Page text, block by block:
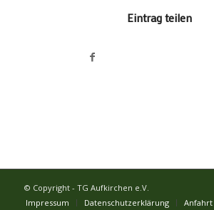
Eintrag teilen
© Copyright - TG Aufkirchen e.V.
Impressum
Datenschutzerklärung Anfahrt